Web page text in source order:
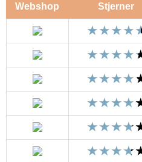
Webshop Stjerner